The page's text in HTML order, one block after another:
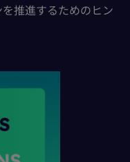
推進するためのヒン